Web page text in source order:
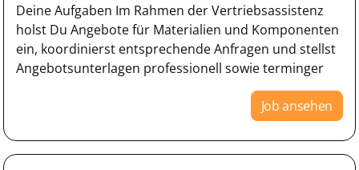
Deine Aufgaben Im Rahmen der Vertriebsassistenz
holst Du Angebote für Materialien und Komponenten
ein, koordinierst entsprechende Anfragen und stellst
Angebotsunterlagen professionell sowie terminger
Job ansehen